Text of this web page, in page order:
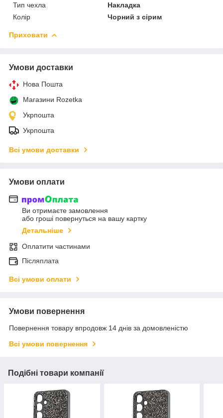
Тип чехла
Накладка
Колір
Чорний з сірим
Приховати
Умови доставки
Нова Пошта
Магазини Rozetka
Укрпошта
Укрпошта
Всі умови доставки
Умови оплати
Ви отримаєте замовлення
або гроші повернуться на вашу картку
Детальніше
Оплатити частинами
Післяплата
Всі умови оплати
Умови повернення
Повернення товару впродовж 14 днів за домовленістю
Всі умови повернення
Подібні товари компанії